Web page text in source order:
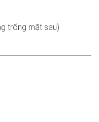
trống mặt sau)